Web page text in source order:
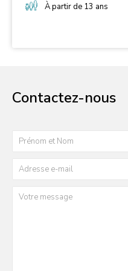
À partir de 13 ans
Contactez-nous